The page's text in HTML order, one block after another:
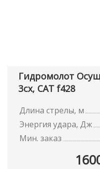
Гидромолот
3cx, CAT f428
Длина стрелы, м
Энергия удара, Дж
Мин. заказ